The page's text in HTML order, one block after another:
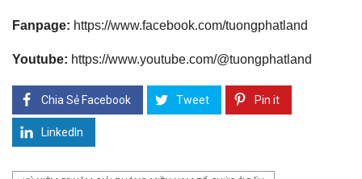
Fanpage: https://www.facebook.com/tuongphatland
Youtube: https://www.youtube.com/@tuongphatland
Chia Sẻ Facebook Tweet Pin it
LinkedIn